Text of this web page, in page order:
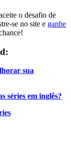
o desafio de
se no site e ganhe
sua
séries em inglês?